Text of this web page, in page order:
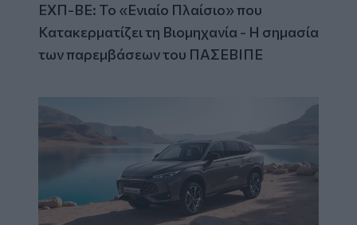
ΕΧΠ-ΒΕ: Το «Ενιαίο Πλαίσιο» που
Κατακερματίζει τη Βιομηχανία - Η σημασία
των παρεμβάσεων του ΠΑΣΕΒΙΠΕ